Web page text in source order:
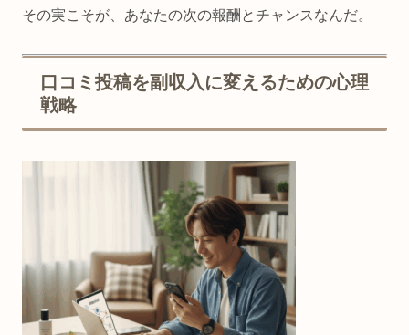
その実こそが、あなたの次の報酬とチャンスなんだ。
口コミ投稿を副収入に変えるための心理
戦略